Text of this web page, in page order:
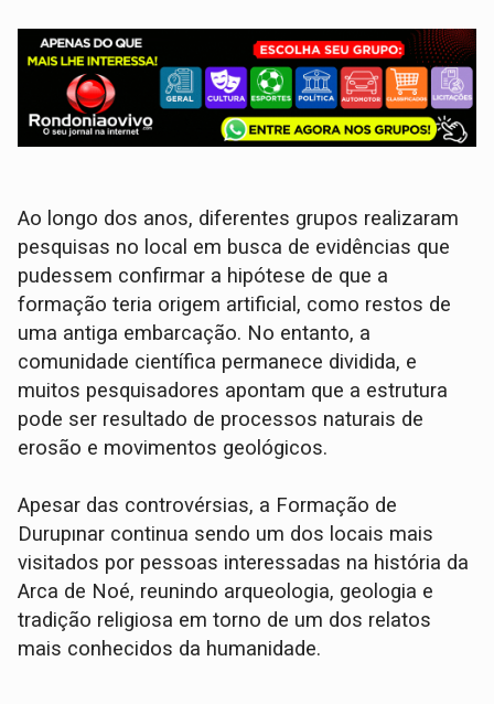
Ao longo dos anos, diferentes grupos realizaram
pesquisas no local em busca de evidências que
pudessem confirmar a hipótese de que a
formação teria origem artificial, como restos de
uma antiga embarcação. No entanto, a
comunidade científica permanece dividida, e
muitos pesquisadores apontam que a estrutura
pode ser resultado de processos naturais de
erosão e movimentos geológicos.
Apesar das controvérsias, a Formação de
Durupınar continua sendo um dos locais mais
visitados por pessoas interessadas na história da
Arca de Noé, reunindo arqueologia, geologia e
tradição religiosa em torno de um dos relatos
mais conhecidos da humanidade.